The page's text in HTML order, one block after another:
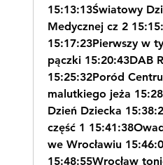
15:13:13Światowy
Medycznej cz 2
15:17:23Pierwszy w
pączki 15:20:43DAB
15:25:32Poród
malutkiego jeża
Dzień Dziecka
część 1
we Wrocławiu
15:48:55Wrocław